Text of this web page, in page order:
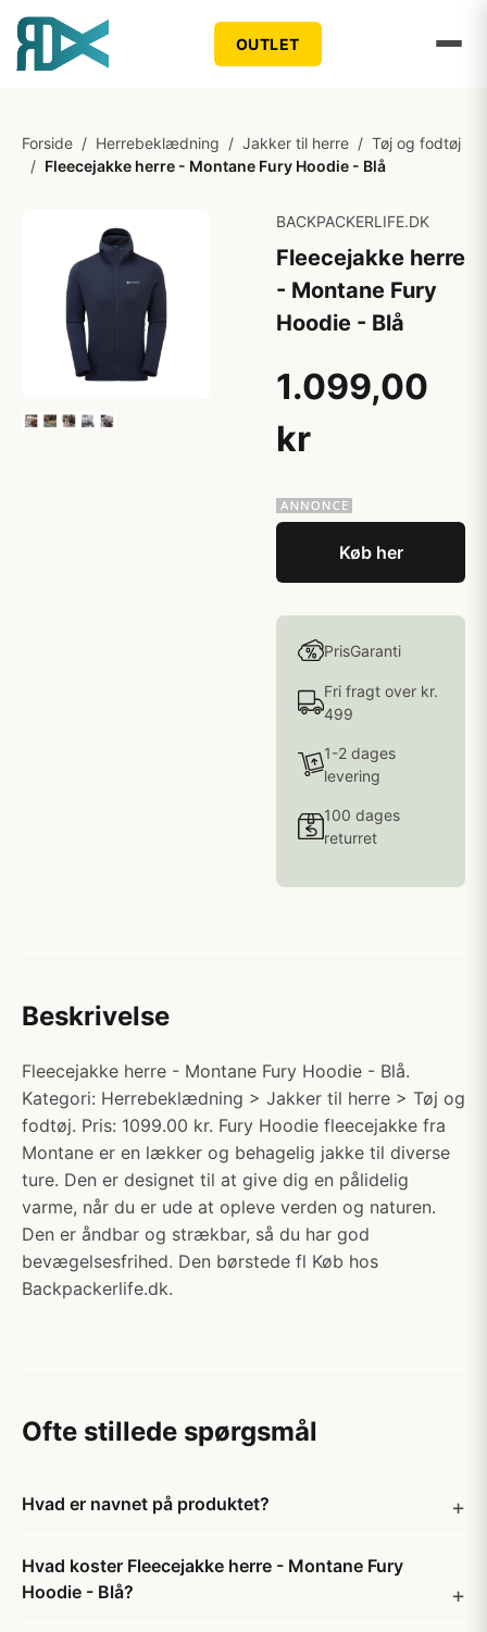
OUTLET
Forside / Herrebeklædning / Jakker til herre / Tøj og fodtøj
/ Fleecejakke herre - Montane Fury Hoodie - Blå
BACKPACKERLIFE.DK
Fleecejakke herre
- Montane Fury
Hoodie - Blå
1.099,00
kr
Køb her
PrisGaranti
Fri fragt over kr.
499
1-2 dages
levering
100 dages
returret
Beskrivelse
Fleecejakke herre - Montane Fury Hoodie - Blå.
Kategori: Herrebeklædning > Jakker til herre > Tøj og
fodtøj. Pris: 1099.00 kr. Fury Hoodie fleecejakke fra
Montane er en lækker og behagelig jakke til diverse
ture. Den er designet til at give dig en pålidelig
varme, når du er ude at opleve verden og naturen.
Den er åndbar og strækbar, så du har god
bevægelsesfrihed. Den børstede fl Køb hos
Backpackerlife.dk.
Ofte stillede spørgsmål
Hvad er navnet på produktet?
Hvad koster Fleecejakke herre - Montane Fury
Hoodie - Blå?